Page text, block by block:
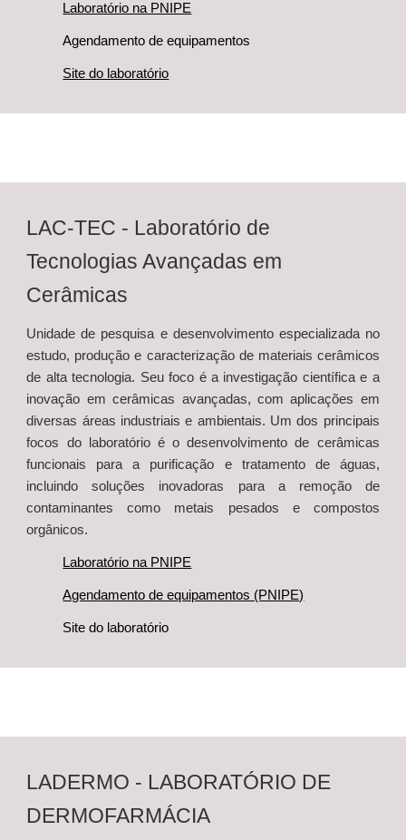
Laboratório na PNIPE
Agendamento de equipamentos
Site do laboratório
LAC-TEC - Laboratório de
Tecnologias Avançadas em
Cerâmicas
Unidade de pesquisa e desenvolvimento especializada no
estudo, produção e caracterização de materiais cerâmicos
de alta tecnologia. Seu foco é a investigação científica e a
inovação em cerâmicas avançadas, com aplicações em
diversas áreas industriais e ambientais. Um dos principais
focos do laboratório é o desenvolvimento de cerâmicas
funcionais para a purificação e tratamento de águas,
incluindo soluções inovadoras para a remoção de
contaminantes como metais pesados e compostos
orgânicos.
Laboratório na PNIPE
Agendamento de equipamentos (PNIPE)
Site do laboratório
LADERMO - LABORATÓRIO DE
DERMOFARMÁCIA